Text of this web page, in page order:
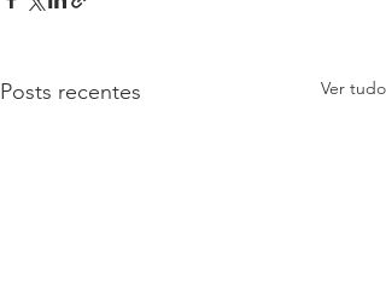
Posts recentes Ver tudo